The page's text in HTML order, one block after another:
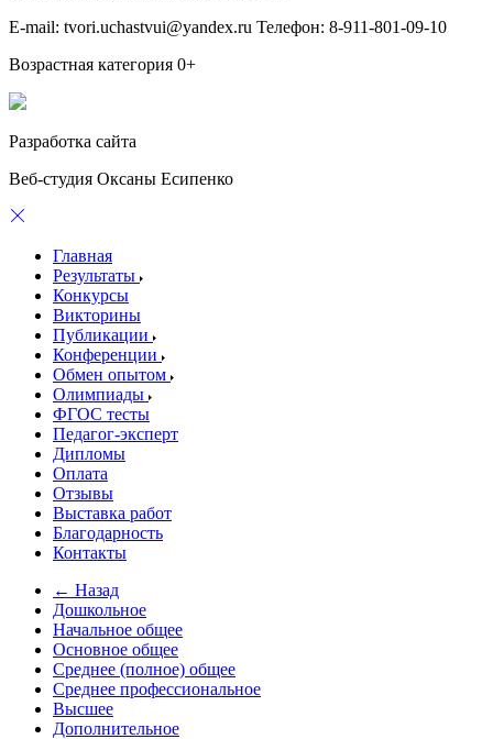
E-mail: tvori.uchastvui@yandex.ru Телефон: 8-911-801-09-10
Возрастная категория 0+
Разработка сайта
Веб-студия Оксаны Есипенко
Главная
Результаты
Конкурсы
Викторины
Публикации
Конференции
Обмен опытом
Олимпиады
ФГОС тесты
Педагог-эксперт
Дипломы
Оплата
Отзывы
Выставка работ
Благодарность
Контакты
← Назад
Дошкольное
Начальное общее
Основное общее
Среднее (полное) общее
Среднее профессиональное
Высшее
Дополнительное